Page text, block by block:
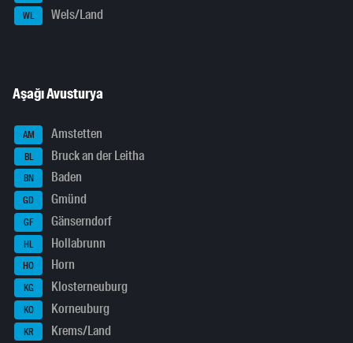
WL Wels/Land
Aşağı Avusturya
AM Amstetten
BL Bruck an der Leitha
BN Baden
GD Gmünd
GF Gänserndorf
HL Hollabrunn
HO Horn
KG Klosterneuburg
KO Korneuburg
KR Krems/Land